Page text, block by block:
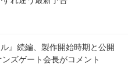
ル』続編、製作開始時期と公開
ズゲート会長がコメント